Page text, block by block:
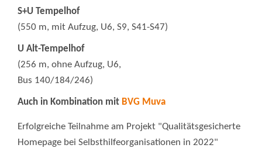
S+U Tempelhof
(550 m, mit Aufzug, U6, S9, S41-S47)
U Alt-Tempelhof
(256 m, ohne Aufzug, U6,
Bus 140/184/246)
Auch in Kombination mit BVG Muva
Erfolgreiche Teilnahme am Projekt "Qualitätsgesicherte
Homepage bei Selbsthilfeorganisationen in 2022"